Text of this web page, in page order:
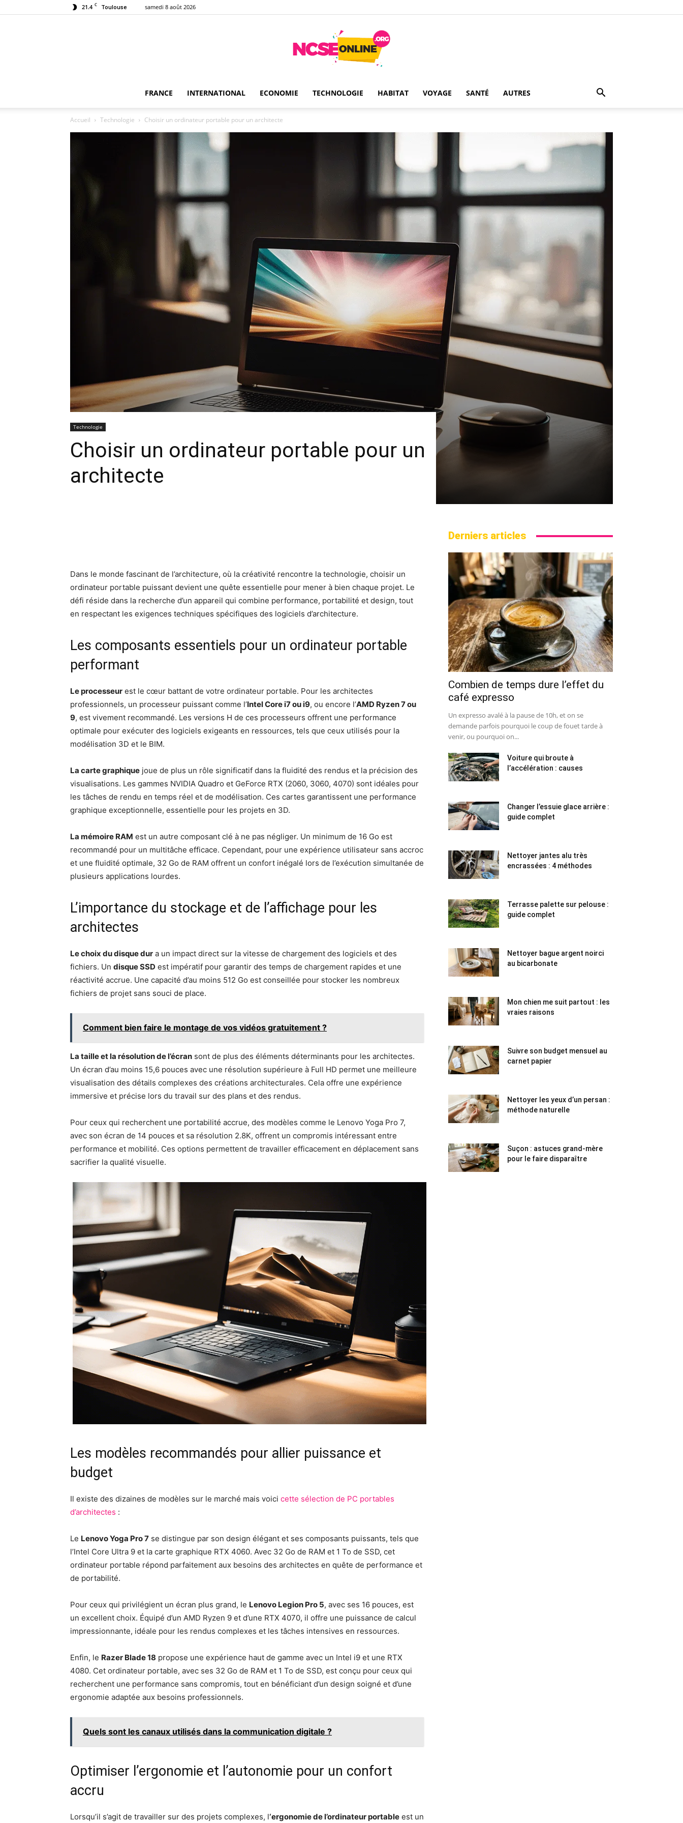
21.4 C Toulouse samedi 8 août 2026
FRANCE INTERNATIONAL ECONOMIE TECHNOLOGIE HABITAT VOYAGE SANTÉ AUTRES
Accueil Technologie Choisir un ordinateur portable pour un architecte
Technologie
Choisir un ordinateur portable pour un
architecte
Dans le monde fascinant de l’architecture, où la créativité rencontre la technologie, choisir un
ordinateur portable puissant devient une quête essentielle pour mener à bien chaque projet. Le
défi réside dans la recherche d’un appareil qui combine performance, portabilité et design, tout
en respectant les exigences techniques spécifiques des logiciels d’architecture.
Les composants essentiels pour un ordinateur portable
performant
Le processeur est le cœur battant de votre ordinateur portable. Pour les architectes
professionnels, un processeur puissant comme l’Intel Core i7 ou i9, ou encore l’AMD Ryzen 7 ou
9, est vivement recommandé. Les versions H de ces processeurs offrent une performance
optimale pour exécuter des logiciels exigeants en ressources, tels que ceux utilisés pour la
modélisation 3D et le BIM.
La carte graphique joue de plus un rôle significatif dans la fluidité des rendus et la précision des
visualisations. Les gammes NVIDIA Quadro et GeForce RTX (2060, 3060, 4070) sont idéales pour
les tâches de rendu en temps réel et de modélisation. Ces cartes garantissent une performance
graphique exceptionnelle, essentielle pour les projets en 3D.
La mémoire RAM est un autre composant clé à ne pas négliger. Un minimum de 16 Go est
recommandé pour un multitâche efficace. Cependant, pour une expérience utilisateur sans accroc
et une fluidité optimale, 32 Go de RAM offrent un confort inégalé lors de l’exécution simultanée de
plusieurs applications lourdes.
L’importance du stockage et de l’affichage pour les
architectes
Le choix du disque dur a un impact direct sur la vitesse de chargement des logiciels et des
fichiers. Un disque SSD est impératif pour garantir des temps de chargement rapides et une
réactivité accrue. Une capacité d’au moins 512 Go est conseillée pour stocker les nombreux
fichiers de projet sans souci de place.
Comment bien faire le montage de vos vidéos gratuitement ?
La taille et la résolution de l’écran sont de plus des éléments déterminants pour les architectes.
Un écran d’au moins 15,6 pouces avec une résolution supérieure à Full HD permet une meilleure
visualisation des détails complexes des créations architecturales. Cela offre une expérience
immersive et précise lors du travail sur des plans et des rendus.
Pour ceux qui recherchent une portabilité accrue, des modèles comme le Lenovo Yoga Pro 7,
avec son écran de 14 pouces et sa résolution 2.8K, offrent un compromis intéressant entre
performance et mobilité. Ces options permettent de travailler efficacement en déplacement sans
sacrifier la qualité visuelle.
Les modèles recommandés pour allier puissance et
budget
Il existe des dizaines de modèles sur le marché mais voici cette sélection de PC portables
d’architectes :
Le Lenovo Yoga Pro 7 se distingue par son design élégant et ses composants puissants, tels que
l’Intel Core Ultra 9 et la carte graphique RTX 4060. Avec 32 Go de RAM et 1 To de SSD, cet
ordinateur portable répond parfaitement aux besoins des architectes en quête de performance et
de portabilité.
Pour ceux qui privilégient un écran plus grand, le Lenovo Legion Pro 5, avec ses 16 pouces, est
un excellent choix. Équipé d’un AMD Ryzen 9 et d’une RTX 4070, il offre une puissance de calcul
impressionnante, idéale pour les rendus complexes et les tâches intensives en ressources.
Enfin, le Razer Blade 18 propose une expérience haut de gamme avec un Intel i9 et une RTX
4080. Cet ordinateur portable, avec ses 32 Go de RAM et 1 To de SSD, est conçu pour ceux qui
recherchent une performance sans compromis, tout en bénéficiant d’un design soigné et d’une
ergonomie adaptée aux besoins professionnels.
Quels sont les canaux utilisés dans la communication digitale ?
Optimiser l’ergonomie et l’autonomie pour un confort
accru
Lorsqu’il s’agit de travailler sur des projets complexes, l‘ergonomie de l’ordinateur portable est un
Derniers articles
Combien de temps dure l’effet du
café expresso
Un expresso avalé à la pause de 10h, et on se
demande parfois pourquoi le coup de fouet tarde à
venir, ou pourquoi on...
Voiture qui broute à
l’accélération : causes
Changer l’essuie glace arrière :
guide complet
Nettoyer jantes alu très
encrassées : 4 méthodes
Terrasse palette sur pelouse :
guide complet
Nettoyer bague argent noirci
au bicarbonate
Mon chien me suit partout : les
vraies raisons
Suivre son budget mensuel au
carnet papier
Nettoyer les yeux d’un persan :
méthode naturelle
Suçon : astuces grand-mère
pour le faire disparaître